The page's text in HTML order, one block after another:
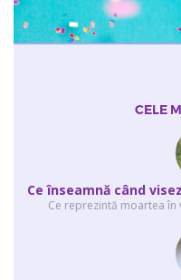
CELE
Ce reprezintă moartea în